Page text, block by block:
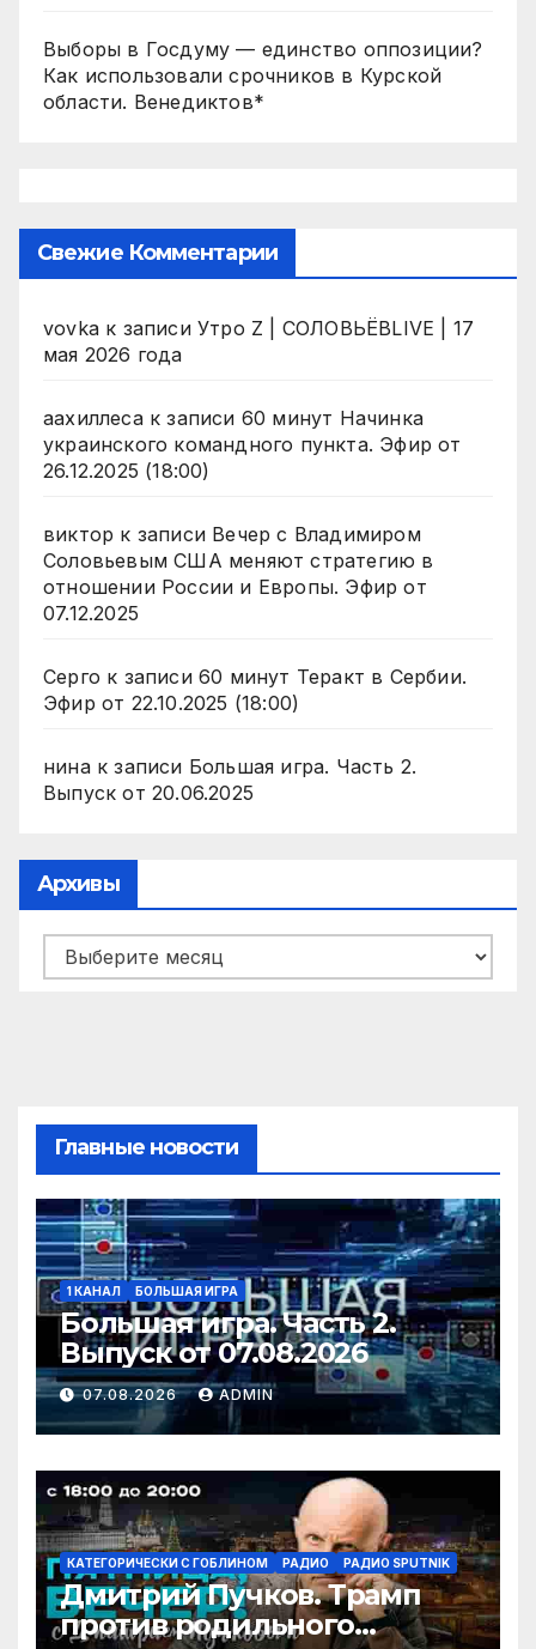
Выборы в Госдуму — единство оппозиции?
Как использовали срочников в Курской
области. Венедиктов*
Свежие Комментарии
vovka к записи Утро Z | СОЛОВЬЁВLIVE | 17
мая 2026 года
аахиллесак записи 60 минут Начинка
украинского командного пункта. Эфир от
26.12.2025 (18:00)
виктор к записи Вечер с Владимиром
Соловьевым США меняют стратегию в
отношении России и Европы. Эфир от
07.12.2025
Серго к записи 60 минут Теракт в Сербии.
Эфир от 22.10.2025 (18:00)
нинак записи Большая игра. Часть 2.
Выпуск от 20.06.2025
Архивы
Архивы
Главные новости
1 КАНАЛ БОЛЬШАЯ ИГРА
Большая игра. Часть 2.
Выпуск от 07.08.2026
07.08.2026 ADMIN
КАТЕГОРИЧЕСКИ С ГОБЛИНОМ РАДИО РАДИО SPUTNIK
Дмитрий Пучков. Трамп
против родильного